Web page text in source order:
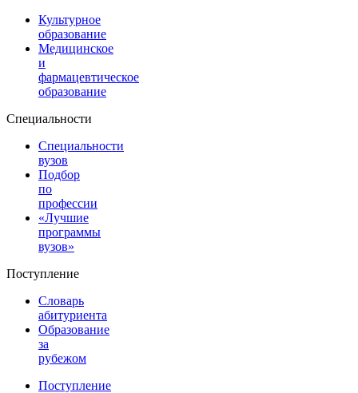
Культурное
образование
Медицинское
и
фармацевтическое
образование
Специальности
Специальности
вузов
Подбор
по
профессии
«Лучшие
программы
вузов»
Поступление
Словарь
абитуриента
Образование
за
рубежом
Поступление